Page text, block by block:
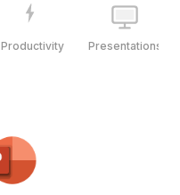
Productivity Presentations